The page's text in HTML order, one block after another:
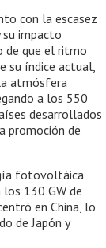
con la escasez
impacto
de que el ritmo
su índice actual,
atmósfera
a los 550
desarrollados
promoción de
fotovoltáica
130 GW de
en China, lo
de Japón y